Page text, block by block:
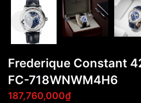
Frederique Constant
FC-718WNWM4H6
187,760,000₫